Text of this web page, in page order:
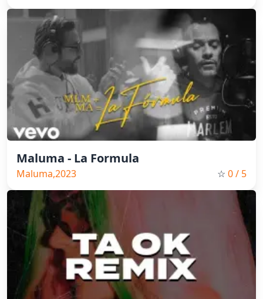
Maluma - La Formula
Maluma,2023 ☆ 0/ 5